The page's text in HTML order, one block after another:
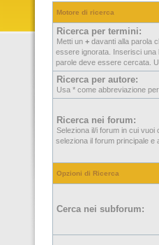
Motore di ricerca
Ricerca per termini:
Metti un + davanti alla parola
essere ignorata. Inserisci una
parole deve essere cercata.
Ricerca per autore:
Usa * come abbreviazione
Ricerca nei forum:
Seleziona il/i forum in cui
seleziona il forum principale e
Opzioni di Ricerca
Cerca nei subforum: